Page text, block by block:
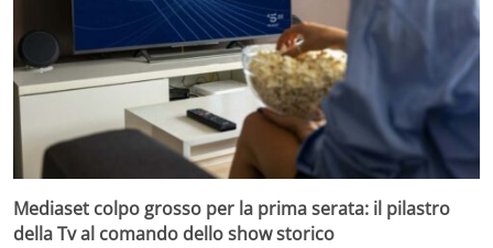
Mediaset colpo grosso per la prima serata: il pilastro
della Tv al comando dello show storico